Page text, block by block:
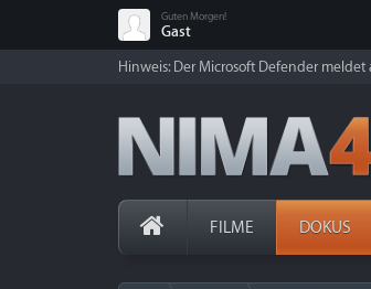
Guten Morgen!
Gast
Hinweis: Der Microsoft Defender
FILME DOKUS